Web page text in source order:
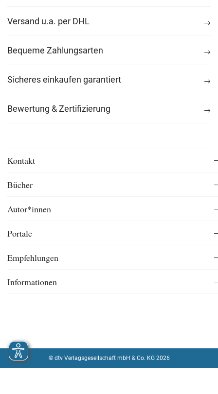
Versand u.a. per DHL
Bequeme Zahlungsarten
Sicheres einkaufen garantiert
Bewertung & Zertifizierung
Kontakt
Bücher
Autor*innen
Portale
Empfehlungen
Informationen
© dtv Verlagsgesellschaft mbH & Co. KG 2026